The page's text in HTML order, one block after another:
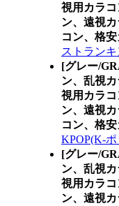
視用カラ
ン、遠視
コン、格
ストラン
[グレー/
ン、乱視
視用カラ
ン、遠視
コン、格
KPOP(K-
[グレー/
ン、乱視
視用カラ
ン、遠視